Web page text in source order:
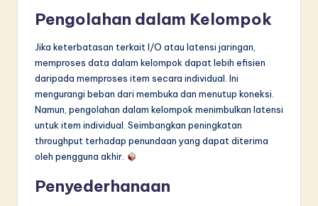
Pengolahan dalam Kelompok
Jika keterbatasan terkait I/O atau latensi jaringan,
memproses data dalam kelompok dapat lebih efisien
daripada memproses item secara individual. Ini
mengurangi beban dari membuka dan menutup koneksi.
Namun, pengolahan dalam kelompok menimbulkan latensi
untuk item individual. Seimbangkan peningkatan
throughput terhadap penundaan yang dapat diterima
oleh pengguna akhir.
Penyederhanaan